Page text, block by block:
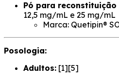
Pó para
12,5 mg/mL e 25 mg/mL
Marca: Quetipin®
Posologia:
Adultos: [1][5]